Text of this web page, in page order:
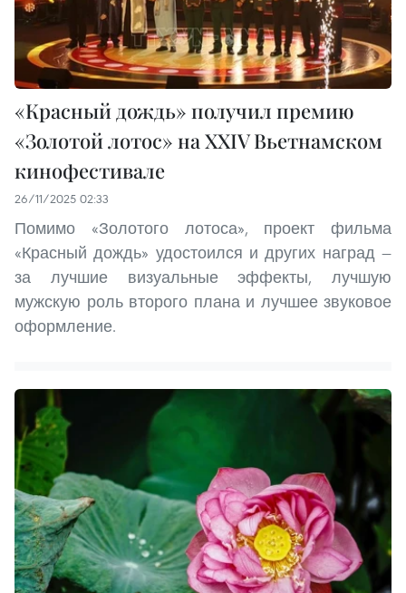
«Красный дождь» получил премию
«Золотой лотос» на XXIV Вьетнамском
кинофестивале
26/11/2025 02:33
Помимо «Золотого лотоса», проект фильма
«Красный дождь» удостоился и других наград —
за лучшие визуальные эффекты, лучшую
мужскую роль второго плана и лучшее звуковое
оформление.